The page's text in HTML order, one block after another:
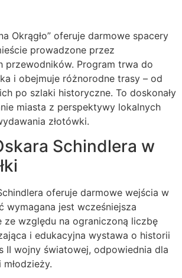
Okrągło” oferuje darmowe spacery
prowadzone przez
przewodników. Program trwa do
i obejmuje różnorodne trasy – od
po szlaki historyczne. To doskonały
miasta z perspektywy lokalnych
złotówki.
Schindlera w
oferuje darmowe wejścia w
wymagana jest wcześniejsza
ze względu na ograniczoną liczbę
i edukacyjna wystawa o historii
II wojny światowej, odpowiednia dla